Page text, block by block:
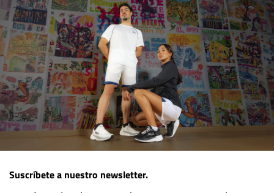
Suscríbete a nuestro newsletter.